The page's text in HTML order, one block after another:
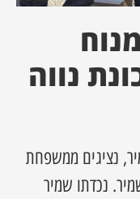
נווה
נציגים ממשפחת
נכדתו שמיר